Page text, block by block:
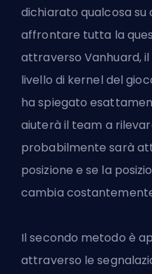
dichiarato qualcosa
affrontare tutta la
attraverso Vanhuard,
livello di kernel del
ha spiegato
aiuterà il team a
probabilmente sarà
posizione e se la
cambia
Il secondo metodo è
attraverso le